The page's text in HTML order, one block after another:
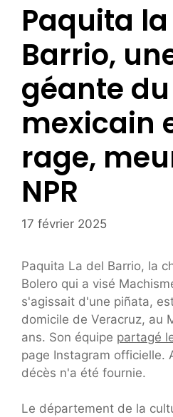
Paquita
Barrio,
géante
mexicain
rage,
NPR
17 février 2025
Paquita La del Barrio, la
Bolero qui a visé
s'agissait d'une piñata,
domicile de Veracruz, au
ans. Son équipe partagé
page Instagram officielle.
décès n'a été fournie.
Le département de la